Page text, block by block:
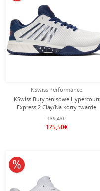
KSwiss Performance
KSwiss Buty tenisowe Hypercourt
Express 2 Clay/Na korty twarde
białe/niebieskie/czerwone męskie
139,43€
125,50€
10% obniżone